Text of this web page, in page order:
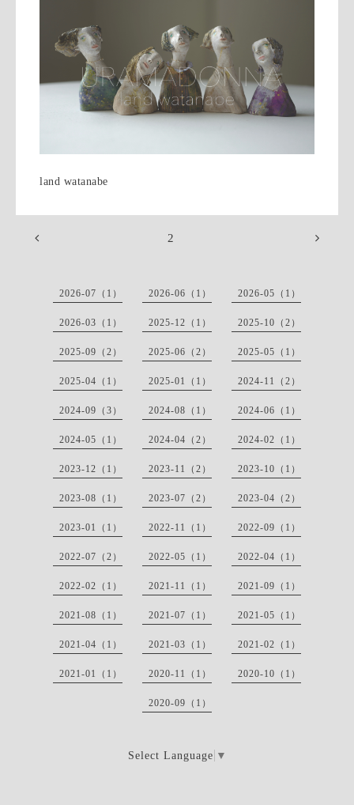
land watanabe
2
2026-07（1） 2026-06（1） 2026-05（1）
2026-03（1） 2025-12（1） 2025-10（2）
2025-09（2） 2025-06（2） 2025-05（1）
2025-04（1） 2025-01（1） 2024-11（2）
2024-09（3） 2024-08（1） 2024-06（1）
2024-05（1） 2024-04（2） 2024-02（1）
2023-12（1） 2023-11（2） 2023-10（1）
2023-08（1） 2023-07（2） 2023-04（2）
2023-01（1） 2022-11（1） 2022-09（1）
2022-07（2） 2022-05（1） 2022-04（1）
2022-02（1） 2021-11（1） 2021-09（1）
2021-08（1） 2021-07（1） 2021-05（1）
2021-04（1） 2021-03（1） 2021-02（1）
2021-01（1） 2020-11（1） 2020-10（1）
2020-09（1）
Select Language ▼